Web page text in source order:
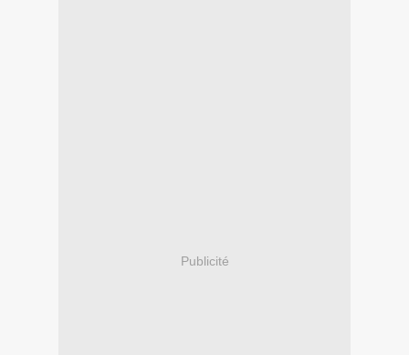
Publicité